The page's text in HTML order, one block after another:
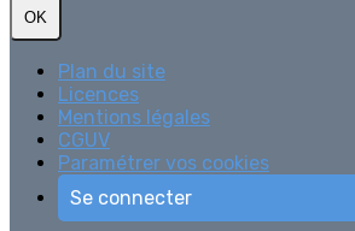
OK
Plan du site
Licences
Mentions légales
CGUV
Paramétrer vos cookies
Se connecter